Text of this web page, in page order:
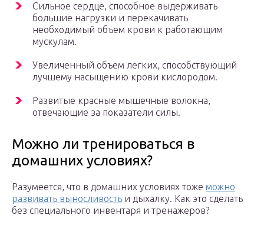
Сильное сердце, способное выдерживать
большие нагрузки и перекачивать
необходимый объем крови к работающим
мускулам.
Увеличенный объем легких, способствующий
лучшему насыщению крови кислородом.
Развитые красные мышечные волокна,
отвечающие за показатели силы.
Можно ли тренироваться в
домашних условиях?
Разумеется, что в домашних условиях тоже можно
развивать выносливость и дыхалку. Как это сделать
без специального инвентаря и тренажеров?